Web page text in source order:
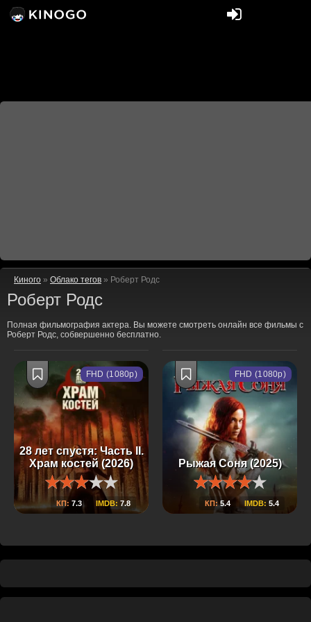
Киного » Облако тегов » Роберт Родс
Роберт Родс
Полная фильмография актера. Вы можете смотреть онлайн все фильмы с
Роберт Родс, собвершенно бесплатно.
28 лет спустя: Часть II.
Храм костей (2026)
КП: 7.3 IMDB: 7.8
FHD (1080p)
Рыжая Соня (2025)
КП:5.4 IMDB: 5.4
FHD (1080p)